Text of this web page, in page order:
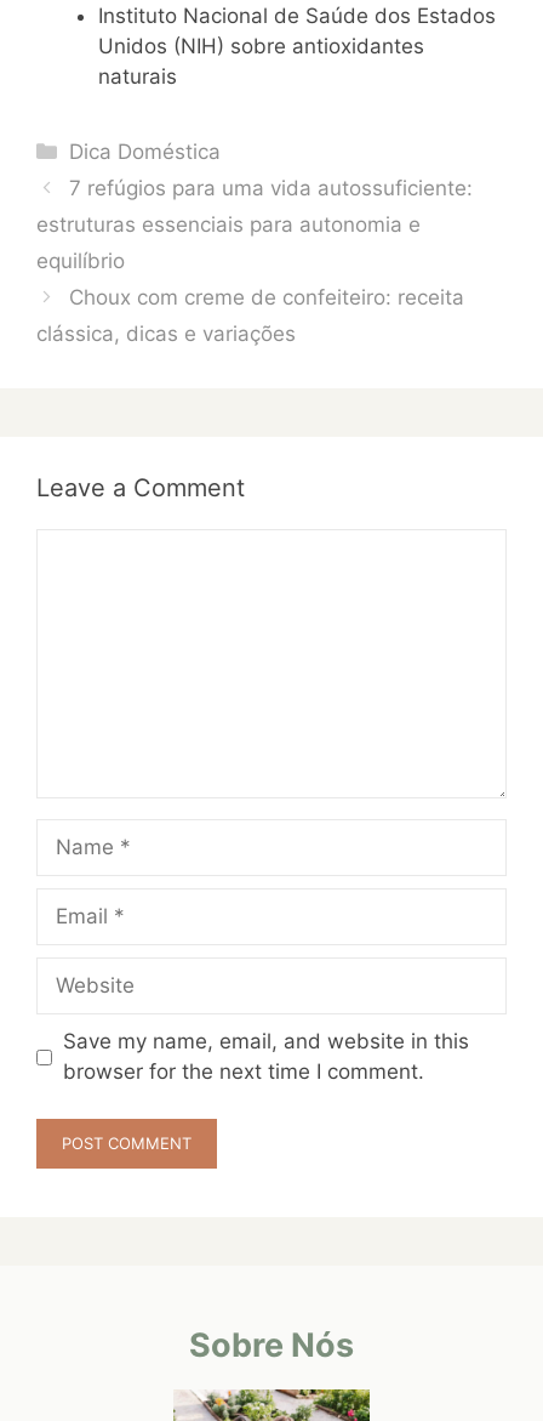
Instituto Nacional de Saúde dos Estados
Unidos (NIH) sobre antioxidantes
naturais
Categories
Dica Doméstica
7 refúgios para uma vida autossuficiente:
estruturas essenciais para autonomia e
equilíbrio
Choux com creme de confeiteiro: receita
clássica, dicas e variações
Leave a Comment
Name
Email
Website
Save my name, email, and website in this
browser for the next time I comment.
Sobre Nós